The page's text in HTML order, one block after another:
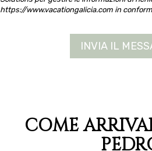
https://www.vacationgalicia.com in
COME